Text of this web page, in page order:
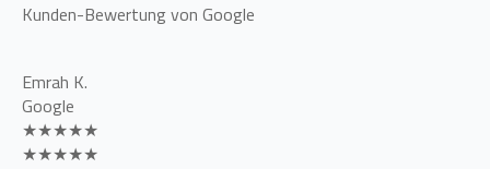
Kunden-Bewertung von Google
Emrah K.
Google
★★★★★
★★★★★